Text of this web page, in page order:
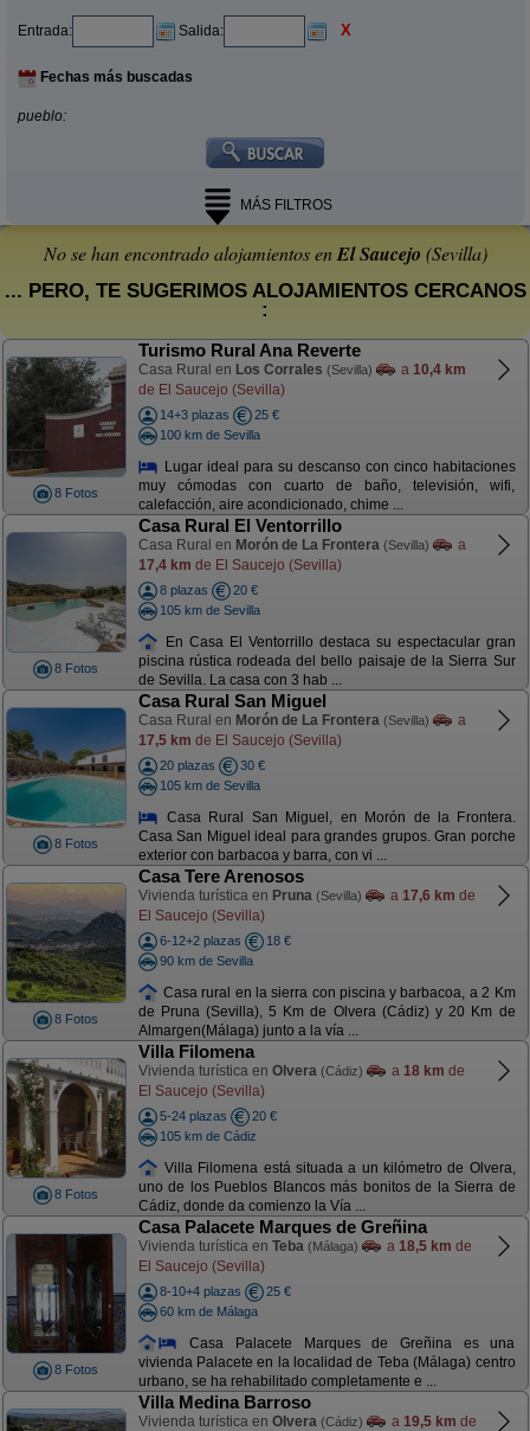
Entrada: Salida: X
Fechas más buscadas
pueblo:
MÁS FILTROS
No se han encontrado alojamientos enEl Saucejo (Sevilla)
... PERO, TE SUGERIMOS ALOJAMIENTOS CERCANOS
:
8 Fotos
Turismo Rural Ana Reverte
Casa Rural en Los Corrales (Sevilla) a 10,4 km
de El Saucejo (Sevilla)
14+3 plazas
25 €
100 km de Sevilla
Lugar ideal para su descanso con cinco habitaciones
muy cómodas con cuarto de baño, televisión, wifi,
calefacción, aire acondicionado, chime ...
8 Fotos
Casa Rural El Ventorrillo
Casa Rural en Morón de La Frontera (Sevilla)
a
17,4 km de El Saucejo (Sevilla)
8 plazas
20 €
105 km de Sevilla
En Casa El Ventorrillo destaca su espectacular gran
piscina rústica rodeada del bello paisaje de la Sierra Sur
de Sevilla. La casa con 3 hab ...
8 Fotos
Casa Rural San Miguel
Casa Rural en Morón de La Frontera (Sevilla)
a
17,5 km de El Saucejo (Sevilla)
20 plazas
30 €
105 km de Sevilla
Casa Rural San Miguel, en Morón de la Frontera.
Casa San Miguel ideal para grandes grupos. Gran porche
exterior con barbacoa y barra, con vi ...
8 Fotos
Casa Tere Arenosos
Vivienda turística en Pruna (Sevilla) a 17,6 km de
El Saucejo (Sevilla)
6-12+2 plazas
18 €
90 km de Sevilla
Casa rural en la sierra con piscina y barbacoa, a 2 Km
de Pruna (Sevilla), 5 Km de Olvera (Cádiz) y 20 Km de
Almargen(Málaga) junto a la vía ...
8 Fotos
Villa Filomena
Vivienda turística en Olvera (Cádiz) a 18 km de
El Saucejo (Sevilla)
5-24 plazas
20 €
105 km de Cádiz
Villa Filomena está situada a un kilómetro de Olvera,
uno de los Pueblos Blancos más bonitos de la Sierra de
Cádiz, donde da comienzo la Vía ...
8 Fotos
Casa Palacete Marques de Greñina
Vivienda turística en Teba (Málaga) a 18,5 km de
El Saucejo (Sevilla)
8-10+4 plazas
25 €
60 km de Málaga
Casa Palacete Marques de Greñina es una
vivienda Palacete en la localidad de Teba (Málaga) centro
urbano, se ha rehabilitado completamente e ...
Villa Medina Barroso
Vivienda turística en Olvera (Cádiz) a 19,5 km de